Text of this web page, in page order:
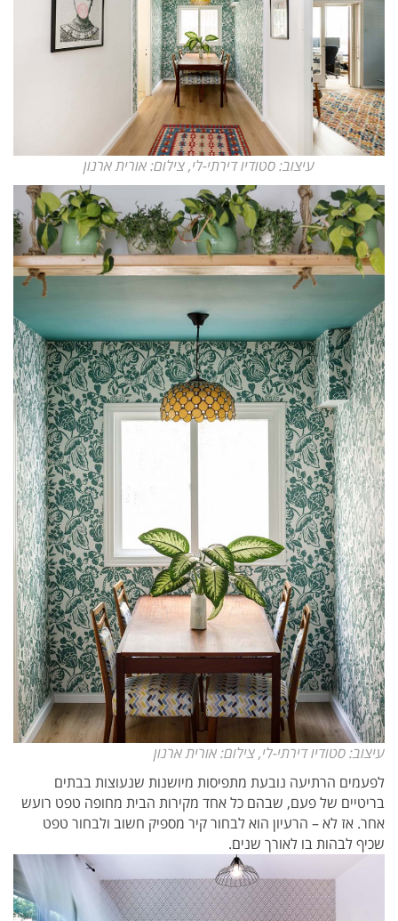
עיצוב: סטודיו דירתי-לי, צילום: אורית ארנון
עיצוב: סטודיו דירתי-לי, צילום: אורית ארנון
לפעמים הרתיעה נובעת מתפיסות מיושנות שנעוצות בבתים
בריטיים של פעם, שבהם כל אחד מקירות הבית מחופה טפט רועש
אחר. אז לא – הרעיון הוא לבחור קיר מספיק חשוב ולבחור טפט
שכיף לבהות בו לאורך שנים.